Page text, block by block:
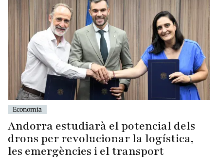
Economia
Andorra estudiarà el potencial dels
drons per revolucionar la logística,
les emergències i el transport